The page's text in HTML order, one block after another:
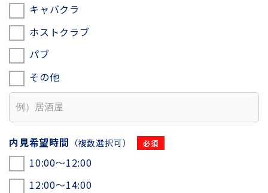
キャバクラ
ホストクラブ
パブ
その他
内見希望時間 （複数選択可）
10:00〜12:00
12:00〜14:00